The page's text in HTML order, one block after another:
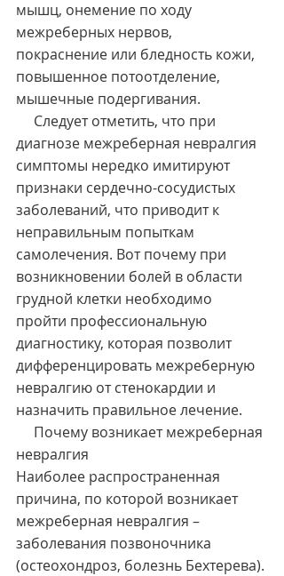
мышц, онемение по ходу
межреберных нервов,
покраснение или бледность кожи,
повышенное потоотделение,
мышечные подергивания.
диагнозе межреберная невралгия
симптомы нередко имитируют
признаки сердечно-сосудистых
заболеваний, что приводит к
неправильным попыткам
самолечения. Вот почему при
возникновении болей в области
грудной клетки необходимо
пройти профессиональную
диагностику, которая позволит
дифференцировать межреберную
невралгию от стенокардии и
назначить правильное лечение.
невралгия
Наиболее распространенная
причина, по которой возникает
межреберная невралгия –
заболевания позвоночника
(остеохондроз, болезнь Бехтерева).